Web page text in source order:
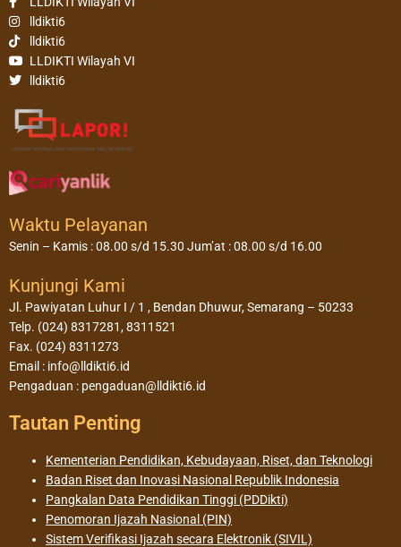
lldikti6
lldikti6
LLDIKTI Wilayah VI
lldikti6
Waktu Pelayanan
Senin – Kamis : 08.00 s/d 15.30 Jum’at : 08.00 s/d 16.00
Kunjungi Kami
Jl. Pawiyatan Luhur I / 1 , Bendan Dhuwur, Semarang – 50233
Telp. (024) 8317281, 8311521
Fax. (024) 8311273
Email : info@lldikti6.id
Pengaduan : pengaduan@lldikti6.id
Tautan Penting
Kementerian Pendidikan, Kebudayaan, Riset, dan Teknologi
Badan Riset dan Inovasi Nasional Republik Indonesia
Pangkalan Data Pendidikan Tinggi (PDDikti)
Penomoran Ijazah Nasional (PIN)
Sistem Verifikasi Ijazah secara Elektronik (SIVIL)